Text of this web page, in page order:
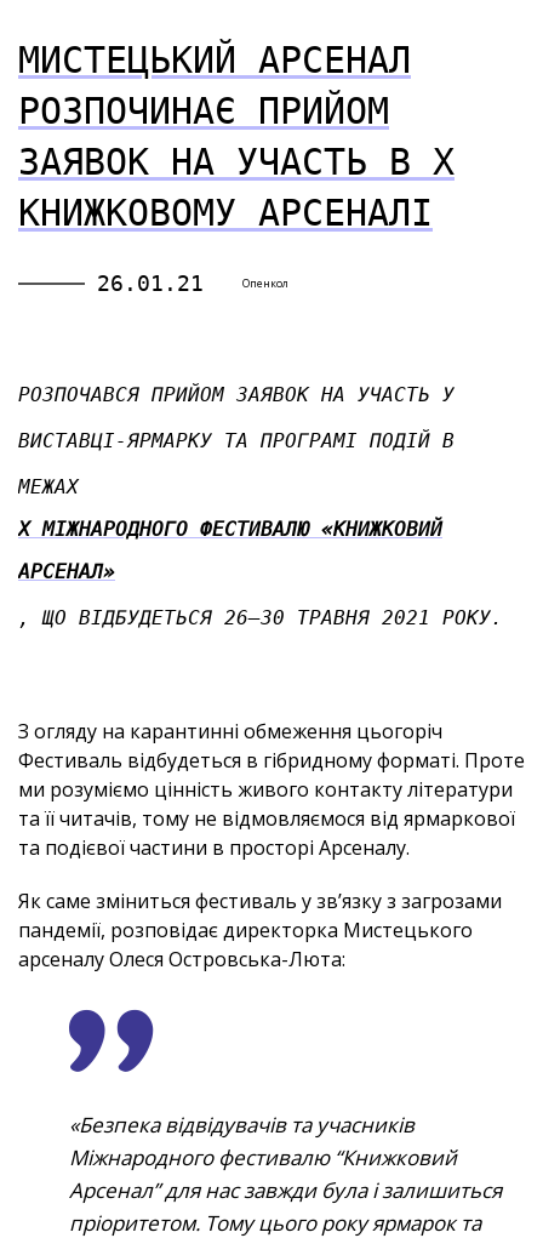
МИСТЕЦЬКИЙ АРСЕНАЛ
РОЗПОЧИНАЄ ПРИЙОМ
ЗАЯВОК НА УЧАСТЬ В X
КНИЖКОВОМУ АРСЕНАЛІ
26.01.21 Опенкол
РОЗПОЧАВСЯ ПРИЙОМ ЗАЯВОК НА УЧАСТЬ У
ВИСТАВЦІ-ЯРМАРКУ ТА ПРОГРАМІ ПОДІЙ В
МЕЖАХ
Х МІЖНАРОДНОГО ФЕСТИВАЛЮ «КНИЖКОВИЙ
АРСЕНАЛ»
, ЩО ВІДБУДЕТЬСЯ 26–30 ТРАВНЯ 2021 РОКУ.
З огляду на карантинні обмеження цьогоріч
Фестиваль відбудеться в гібридному форматі. Проте
ми розуміємо цінність живого контакту літератури
та її читачів, тому не відмовляємося від ярмаркової
та подієвої частини в просторі Арсеналу.
Як саме зміниться фестиваль у зв’язку з загрозами
пандемії, розповідає директорка Мистецького
арсеналу Олеся Островська-Люта:
Безпека відвідувачів та учасників
Міжнародного фестивалю “Книжковий
Арсенал” для нас завжди була і залишиться
пріоритетом. Тому цього року ярмарок та